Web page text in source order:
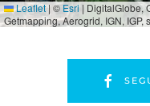
Leaflet | ©Esri | DigitalGlobe,
Getmapping, Aerogrid, IGN,